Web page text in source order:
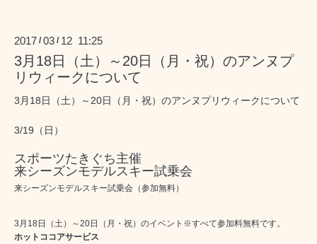
2017 /03 / 12 11:25
3月18日（土）～20日（月・祝）のアンヌプ
リウィークについて
3月18日（土）～20日（月・祝）のアンヌプリウィークについて
3/19（日）
スポーツたきぐち主催
来シーズンモデルスキー試乗会
来シーズンモデルスキー試乗会（参加無料）
3月18日（土）～20日（月・祝）のイベント※すべて参加料無料です。
ホットココアサービス